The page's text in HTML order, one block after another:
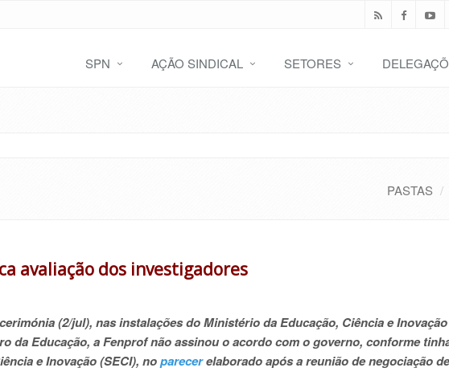
SPN AÇÃO SINDICAL SETORES
PASTAS
avaliação dos investigadores
(2/jul), nas instalações do Ministério da Educação, Ciência e Inovação
da Educação, a Fenprof não assinou o acordo com o governo, conforme
e Inovação (SECI), noparecerelaborado após a reunião de negociação